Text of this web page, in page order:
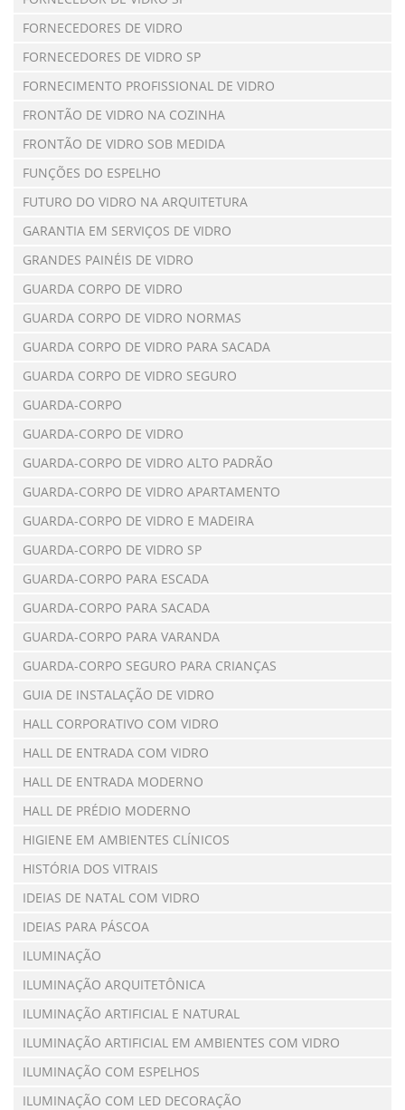
FORNECEDORES DE VIDRO
FORNECEDORES DE VIDRO SP
FORNECIMENTO PROFISSIONAL DE VIDRO
FRONTÃO DE VIDRO NA COZINHA
FRONTÃO DE VIDRO SOB MEDIDA
FUNÇÕES DO ESPELHO
FUTURO DO VIDRO NA ARQUITETURA
GARANTIA EM SERVIÇOS DE VIDRO
GRANDES PAINÉIS DE VIDRO
GUARDA CORPO DE VIDRO
GUARDA CORPO DE VIDRO NORMAS
GUARDA CORPO DE VIDRO PARA SACADA
GUARDA CORPO DE VIDRO SEGURO
GUARDA-CORPO
GUARDA-CORPO DE VIDRO
GUARDA-CORPO DE VIDRO ALTO PADRÃO
GUARDA-CORPO DE VIDRO APARTAMENTO
GUARDA-CORPO DE VIDRO E MADEIRA
GUARDA-CORPO DE VIDRO SP
GUARDA-CORPO PARA ESCADA
GUARDA-CORPO PARA SACADA
GUARDA-CORPO PARA VARANDA
GUARDA-CORPO SEGURO PARA CRIANÇAS
GUIA DE INSTALAÇÃO DE VIDRO
HALL CORPORATIVO COM VIDRO
HALL DE ENTRADA COM VIDRO
HALL DE ENTRADA MODERNO
HALL DE PRÉDIO MODERNO
HIGIENE EM AMBIENTES CLÍNICOS
HISTÓRIA DOS VITRAIS
IDEIAS DE NATAL COM VIDRO
IDEIAS PARA PÁSCOA
ILUMINAÇÃO
ILUMINAÇÃO ARQUITETÔNICA
ILUMINAÇÃO ARTIFICIAL E NATURAL
ILUMINAÇÃO ARTIFICIAL EM AMBIENTES COM VIDRO
ILUMINAÇÃO COM ESPELHOS
ILUMINAÇÃO COM LED DECORAÇÃO